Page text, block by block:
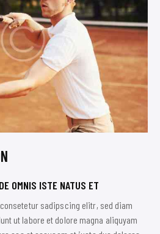
OMNIS ISTE NATUS ET
sadipscing elitr, sed diam
ut labore et dolore magna aliquyam